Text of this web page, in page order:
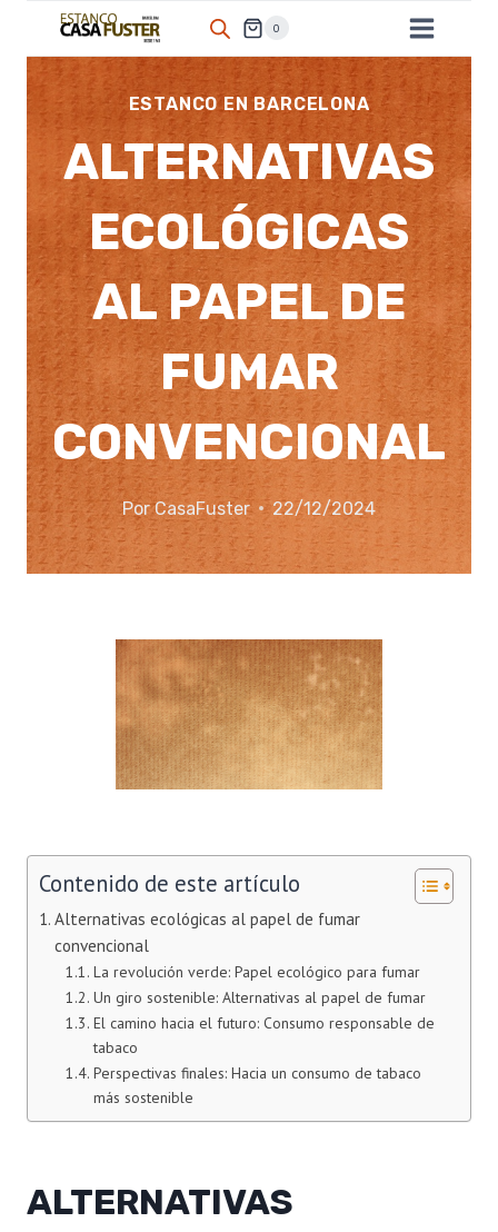
contenido
0
ESTANCO EN BARCELONA
ALTERNATIVAS
ECOLÓGICAS
AL PAPEL DE
FUMAR
CONVENCIONAL
PorCasaFuster 22/12/2024
Contenido de este artículo
Alternativas ecológicas al papel de fumar
convencional
La revolución verde: Papel ecológico para fumar
Un giro sostenible: Alternativas al papel de fumar
El camino hacia el futuro: Consumo responsable de
tabaco
Perspectivas finales: Hacia un consumo de tabaco
más sostenible
ALTERNATIVAS